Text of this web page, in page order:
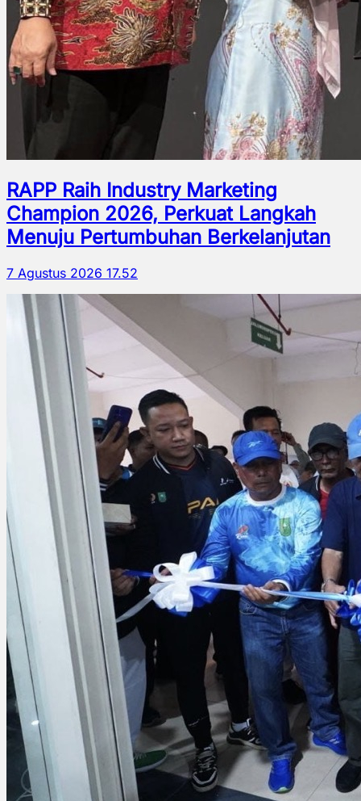
RAPP Raih Industry Marketing
Champion 2026, Perkuat Langkah
Menuju Pertumbuhan Berkelanjutan
7 Agustus 2026 17.52